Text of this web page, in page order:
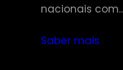
nacionais
Saber mais